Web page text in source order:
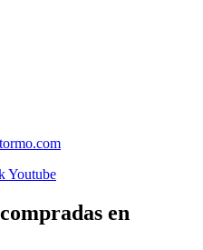
Youtube
en